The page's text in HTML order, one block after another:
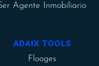
Agente Inmobiliario
ADAIX TOOLS
Flooges